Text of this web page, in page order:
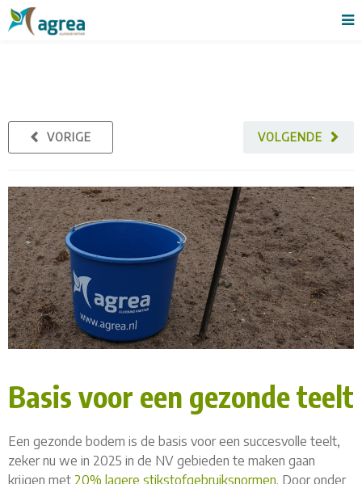
VOLGENDE
VORIGE
Basis voor een gezonde teelt
Een gezonde bodem is de basis voor een succesvolle teelt,
zeker nu we in 2025 in de NV gebieden te maken gaan
krijgen met 20% lagere stikstofgebruiksnormen. Door onder